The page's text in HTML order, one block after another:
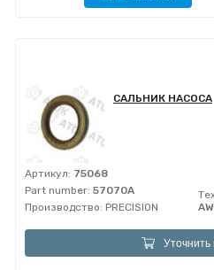
САЛЬНИК НАСОСА
Артикул: 75068
Part number: 57070A
Производство: PRECISION
Уточнить